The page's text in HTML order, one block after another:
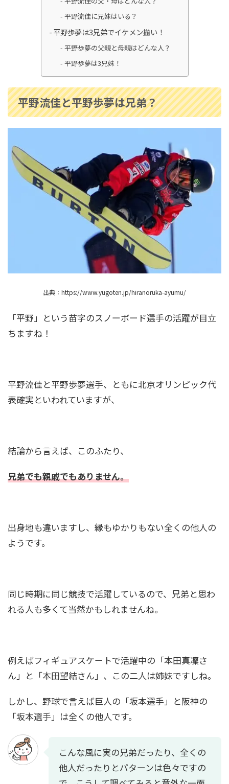
美人で親子仲良し！
小林陵侑は結婚してる？彼女は？高梨沙羅への
ハグがイケメンすぎ！
朝倉海の歴代彼女は４人？中川翔子やぱんちゃ
ん璃奈との熱愛は本当？
中田久美が老けたのは白髪のせい？痩せたのは
いつから？若い頃の画像も！
新庄剛志の年俸推移や年収を徹底調査！阪神・
メジャー時代から監督就任まで
新庄剛志のグローブの話！父親とのエピソード
小林陵侑４兄弟と家族構成を画像で紹介！経歴
石島雄介は結婚してた！嫁は一般女性で子供は2
人？歴代彼女も調査！
桃田賢斗の生い立ちや経歴は？幼少期から運動
平野流佳に兄妹はいる？
平野歩夢は3兄弟でイケメン揃い！
平野歩夢の父親と母親はどんな人？
平野歩夢は3兄妹！
平野流佳と平野歩夢は兄弟？
出典：https://www.yugoten.jp/hiranoruka-ayumu/
「平野」という苗字のスノーボード選手の活躍が目立
ちますね！
平野流佳と平野歩夢選手、ともに北京オリンピック代
表確実といわれていますが、
結論から言えば、このふたり、
兄弟でも親戚でもありません。
出身地も違いますし、縁もゆかりもない全くの他人の
ようです。
同じ時期に同じ競技で活躍しているので、兄弟と思わ
れる人も多くて当然かもしれませんね。
例えばフィギュアスケートで活躍中の「本田真凜さ
ん」と「本田望結さん」、この二人は姉妹ですしね。
しかし、野球で言えば巨人の「坂本選手」と阪神の
「坂本選手」は全くの他人です。
こんな風に実の兄弟だったり、全くの
他人だったりとパターンは色々ですの